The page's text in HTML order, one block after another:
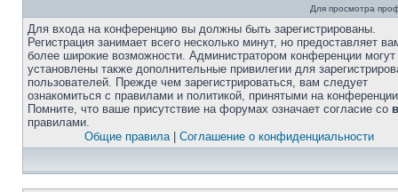
Для просмотра
Для входа на конференцию вы должны быть зарегистрированы.
Регистрация занимает всего несколько минут, но предоставляет
более широкие возможности. Администратором конференции
установлены также дополнительные привилегии для
пользователей. Прежде чем зарегистрироваться, вам следует
ознакомиться с правилами и политикой, принятыми на
Помните, что ваше присутствие на форумах означает согласие со
правилами.
Общие правила| Соглашение о конфиденциальности